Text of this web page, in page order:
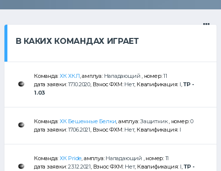
В КАКИХ КОМАНДАХ ИГРАЕТ
Команда:ХК ХКЛ, амплуа: Нападающий , номер:11
дата заявки:17.10.2020, Взнос ФХМ: Нет, Квалификация: I,ТР -
1.03
Команда:ХК Бешенные Белки, амплуа:Защитник, номер:0
дата заявки:17.06.2021, Взнос ФХМ: Нет, Квалификация: I
Команда:ХК Pride, амплуа: Нападающий , номер: 11
дата заявки:23.12.2021, Взнос ФХМ: Нет, Квалификация: I,ТР -